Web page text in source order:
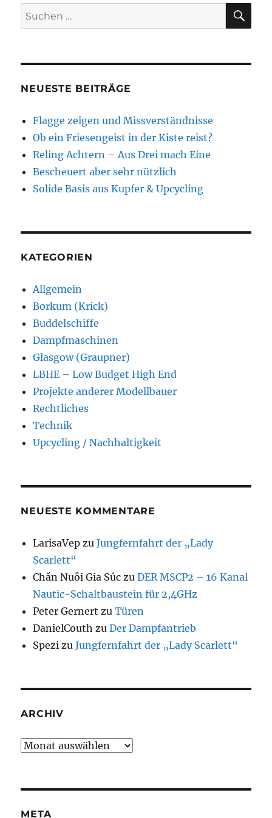
Suchen
nach:
NEUESTE BEITRÄGE
Flagge zeigen und Missverständnisse
Ob ein Friesengeist in der Kiste reist?
Reling Achtern – Aus Drei mach Eine
Bescheuert aber sehr nützlich
Solide Basis aus Kupfer & Upcycling
KATEGORIEN
Allgemein
Borkum (Krick)
Buddelschiffe
Dampfmaschinen
Glasgow (Graupner)
LBHE – Low Budget High End
Projekte anderer Modellbauer
Rechtliches
Technik
Upcycling / Nachhaltigkeit
NEUESTE KOMMENTARE
LarisaVep zuJungfernfahrt der „Lady
Scarlett“
Chăn Nuôi Gia Súc zuDER MSCP2 – 16 Kanal
Nautic-Schaltbaustein für 2,4GHz
Peter Gernert zuTüren
DanielCouth zuDer Dampfantrieb
Spezi zuJungfernfahrt der „Lady Scarlett“
ARCHIV
Archiv
META